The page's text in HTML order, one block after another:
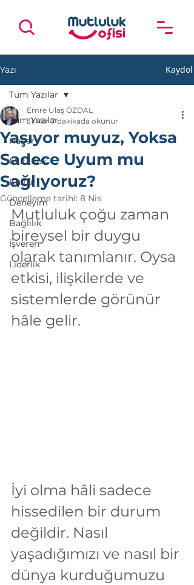
Yazı Kaydol
Tüm Yazılar
Haber
Mutluluk
Kültür
Deneyim
Bağlılık
İşveren
Liderlik
Tüm Yazılar
Yaşıyor muyuz, Yoksa
Sadece Uyum mu
Sağlıyoruz?
Emre Ulaş ÖZDAL
31 Mar 7 dakikada okunur
Güncelleme tarihi: 8 Nis
Mutluluk çoğu zaman
bireysel bir duygu
olarak tanımlanır. Oysa
etkisi, ilişkilerde ve
sistemlerde görünür
hâle gelir.
İyi olma hâli sadece
hissedilen bir durum
değildir. Nasıl
yaşadığımızı ve nasıl bir
dünya kurduğumuzu